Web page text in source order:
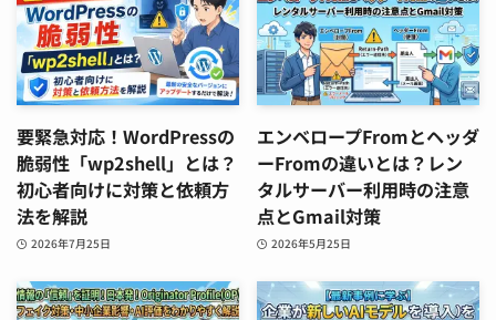
要緊急対応！WordPressの
脆弱性「wp2shell」とは？
初心者向けに対策と依頼方
法を解説
2026年7月25日
エンベロープFromとヘッダ
ーFromの違いとは？レン
タルサーバー利用時の注意
点とGmail対策
2026年5月25日